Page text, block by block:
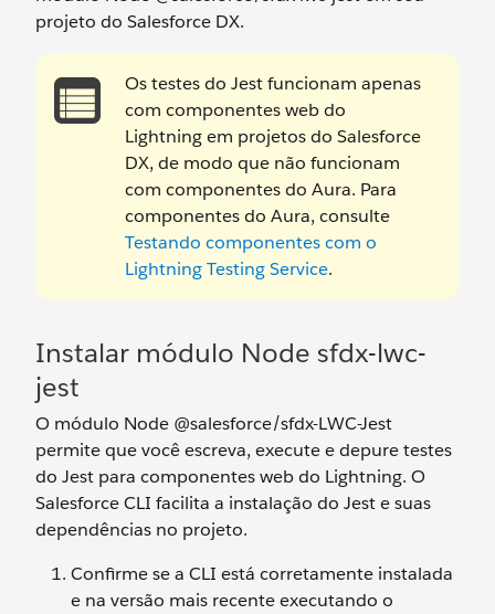
projeto do Salesforce DX.
Os testes do Jest funcionam apenas
com componentes web do
Lightning em projetos do Salesforce
DX, de modo que não funcionam
com componentes do Aura. Para
componentes do Aura, consulte
Testando componentes com o
Lightning Testing Service.
Instalar módulo Node sfdx-lwc-
jest
O módulo Node @salesforce/sfdx-LWC-Jest
permite que você escreva, execute e depure testes
do Jest para componentes web do Lightning. O
Salesforce CLI facilita a instalação do Jest e suas
dependências no projeto.
Confirme se a CLI está corretamente instalada
e na versão mais recente executando o